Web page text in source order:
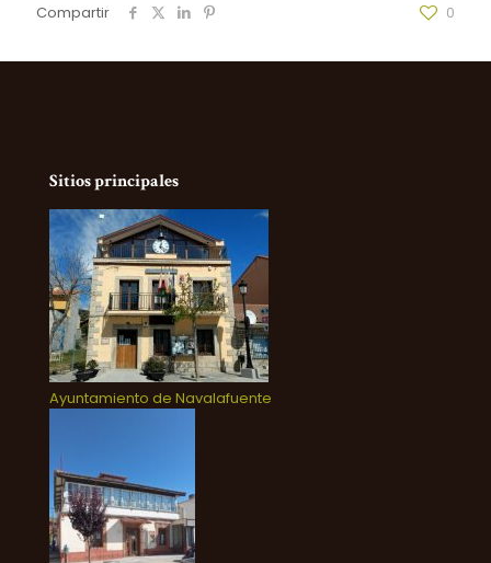
Compartir 0
Sitios principales
Ayuntamiento de Navalafuente